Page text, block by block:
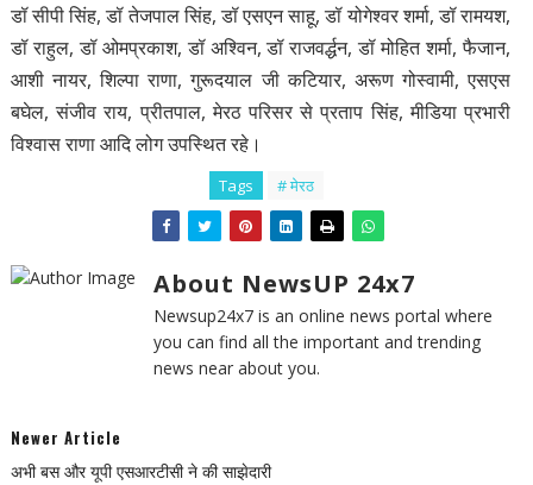
डॉ सीपी सिंह, डॉ तेजपाल सिंह, डॉ एसएन साहू, डॉ योगेश्वर शर्मा, डॉ रामयश,
डॉ राहुल, डॉ ओमप्रकाश, डॉ अश्विन, डॉ राजवर्द्धन, डॉ मोहित शर्मा, फैजान,
आशी नायर, शिल्पा राणा, गुरूदयाल जी कटियार, अरूण गोस्वामी, एसएस
बघेल, संजीव राय, प्रीतपाल, मेरठ परिसर से प्रताप सिंह, मीडिया प्रभारी
विश्वास राणा आदि लोग उपस्थित रहे।
Tags # मेरठ
About NewsUP 24x7
Newsup24x7 is an online news portal where
you can find all the important and trending
news near about you.
Newer Article
अभी बस और यूपी एसआरटीसी ने की साझेदारी